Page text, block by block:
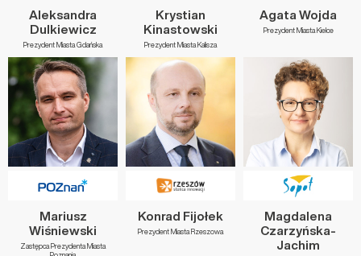
Aleksandra
Dulkiewicz
Prezydent Miasta Gdańska
Krystian
Kinastowski
Prezydent Miasta Kalisza
Agata Wojda
Prezydent Miasta Kielce
Mariusz
Wiśniewski
Zastępca Prezydenta Miasta
Konrad Fijołek
Prezydent Miasta Rzeszowa
Magdalena
Czarzyńska-
Jachim